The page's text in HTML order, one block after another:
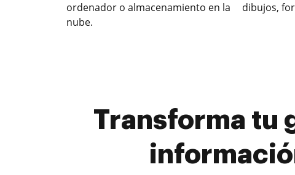
ordenador o almacenamiento en la
nube.
dibujos,
Transforma tu